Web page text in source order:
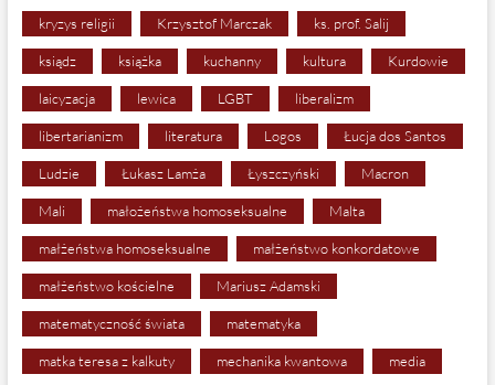
kryzys religii Krzysztof Marczak ks. prof. Salij
ksiądz książka kuchanny kultura Kurdowie
laicyzacja lewica LGBT liberalizm
libertarianizm literatura Logos Łucja dos Santos
Ludzie Łukasz Lamża Łyszczyński Macron
Mali małożeństwa homoseksualne Malta
małżeństwa homoseksualne małżeństwo konkordatowe
małżeństwo kościelne Mariusz Adamski
matematyczność świata matematyka
matka teresa z kalkuty mechanika kwantowa media